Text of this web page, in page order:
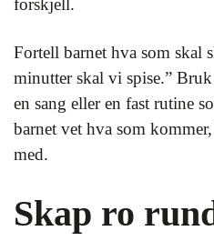
forskjell.
Fortell barnet hva som skal
minutter skal vi spise.”
en sang eller en fast rutine
barnet vet hva som
med.
Skap ro